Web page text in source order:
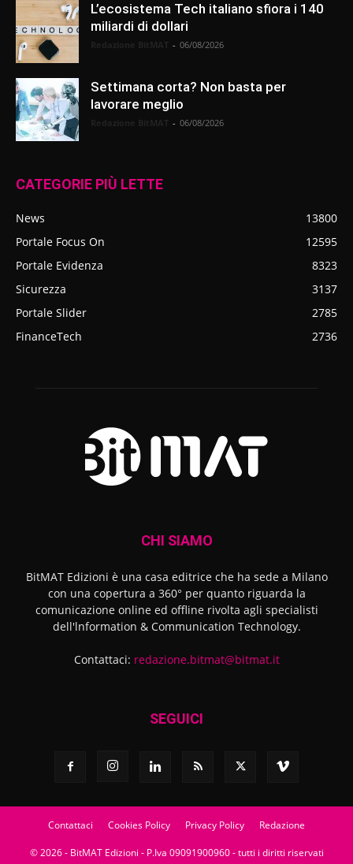
L’ecosistema Tech italiano sfiora i 140
miliardi di dollari
- 06/08/2026
Settimana corta? Non basta per
lavorare meglio
- 06/08/2026
CATEGORIE PIÙ LETTE
News
13800
Portale Focus On
12595
Portale Evidenza
8323
Sicurezza
3137
Portale Slider
2785
FinanceTech
2736
CHI SIAMO
BitMAT Edizioni è una casa editrice che ha sede a Milano
con una copertura a 360° per quanto riguarda la
comunicazione online ed offline rivolta agli specialisti
dell'lnformation & Communication Technology.
Contattaci: redazione.bitmat@bitmat.it
SEGUICI
Contattaci Cookies Policy Privacy Policy Redazione
© 2026 - BitMAT Edizioni - P.Iva 09091900960 - tutti i diritti riservati